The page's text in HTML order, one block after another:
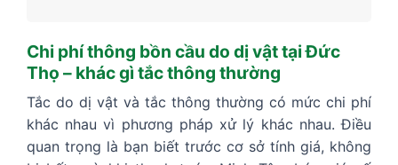
Chi phí thông bồn cầu do dị vật tại Đức
Thọ – khác gì tắc thông thường
Tắc do dị vật và tắc thông thường có mức chi phí
khác nhau vì phương pháp xử lý khác nhau. Điều
quan trọng là bạn biết trước cơ sở tính giá, không